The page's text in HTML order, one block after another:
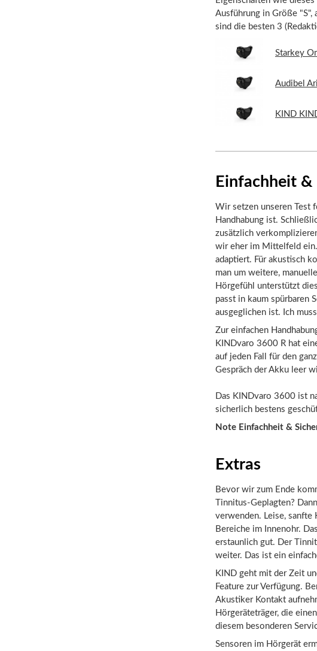
Ausführung in Größe
sind die besten 3
Starkey
Audibel
KIND
Einfachheit
Wir setzen unseren Test
Handhabung ist.
zusätzlich
wir eher im Mittelfeld
adaptiert. Für akustisch
man um weitere,
Hörgefühl unterstützt
passt in kaum spürbaren
ausgeglichen ist. Ich
Zur einfachen
KINDvaro 3600 R hat
auf jeden Fall für den
Gespräch der Akku leer
Das KINDvaro 3600 ist
sicherlich bestens
Note Einfachheit &
Extras
Bevor wir zum Ende
Tinnitus-Geplagten?
verwenden. Leise, sanfte
Bereiche im Innenohr.
erstaunlich gut. Der
weiter. Das ist ein
KIND geht mit der Zeit
Feature zur Verfügung.
Akustiker Kontakt
Hörgeräteträger, die
diesem besonderen
Sensoren im Hörgerät